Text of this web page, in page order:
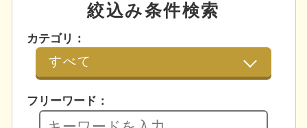
絞込み条件検索
カテゴリ：
フリーワード：